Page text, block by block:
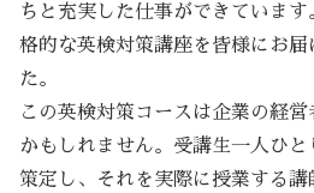
ちと充実した仕事ができていま
格的な英検対策講座を皆様にお届
た。
この英検対策コースは企業の経
かもしれません。受講生一人ひ
策定し、それを実際に授業する